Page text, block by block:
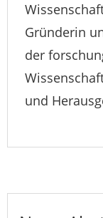
Gründerin
der
und